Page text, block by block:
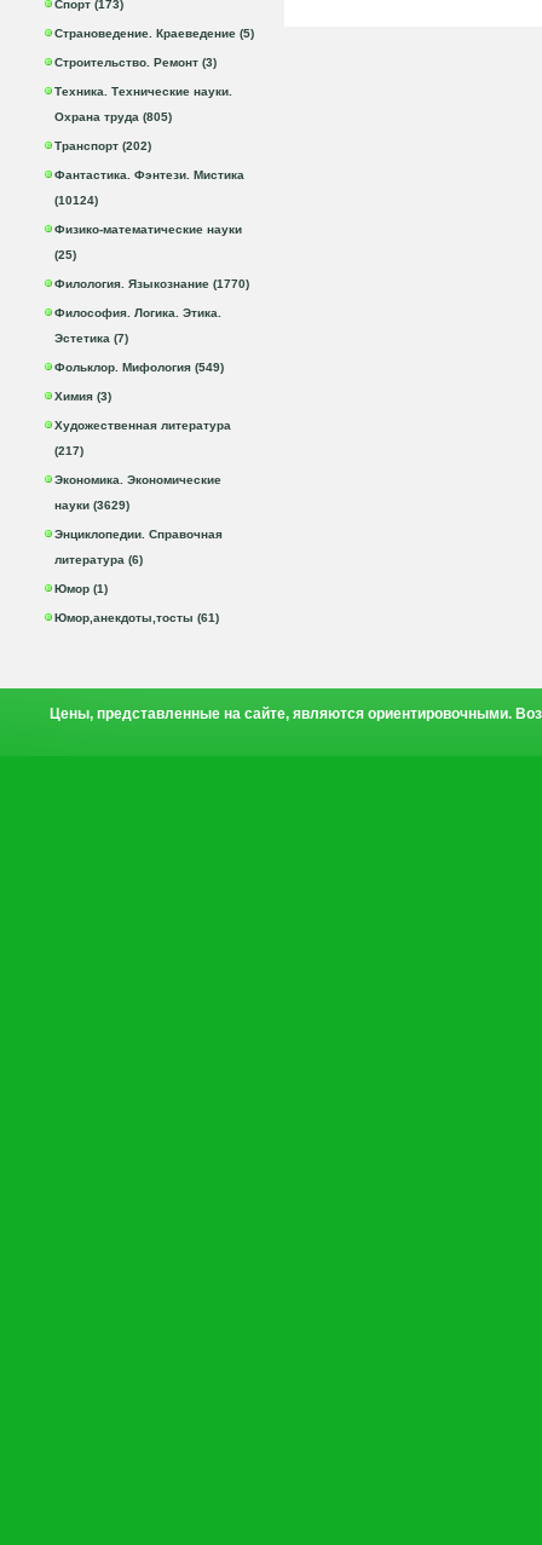
Спорт (173)
Страноведение. Краеведение (5)
Строительство. Ремонт (3)
Техника. Технические науки.
Охрана труда (805)
Транспорт (202)
Фантастика. Фэнтези. Мистика
(10124)
Физико-математические науки
(25)
Филология. Языкознание (1770)
Философия. Логика. Этика.
Эстетика (7)
Фольклор. Мифология (549)
Химия (3)
Художественная литература
(217)
Экономика. Экономические
науки (3629)
Энциклопедии. Справочная
литература (6)
Юмор (1)
Юмор,анекдоты,тосты (61)
Цены, представленные на сайте, являются ориентировочными.